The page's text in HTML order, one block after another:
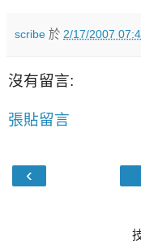
scribe 於 2/17/2007
沒有留言:
張貼留言
‹